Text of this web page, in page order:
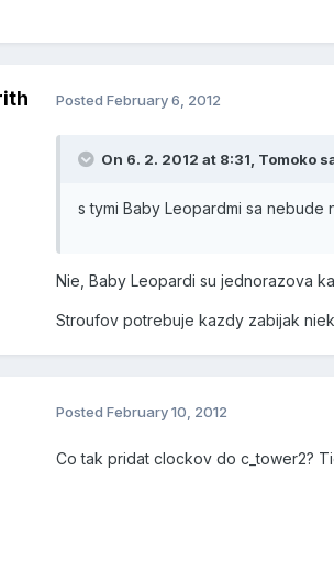
Posted February 6, 2012
On 6. 2. 2012 at 8:31, Tomoko
s tymi Baby Leopardmi sa nebude
Nie, Baby Leopardi su jednorazova
Stroufov potrebuje kazdy zabijak
Posted February 10, 2012
Co tak pridat clockov do c_tower2?